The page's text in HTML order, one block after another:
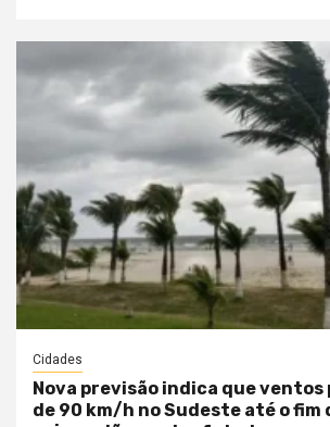
Cidades
Nova previsão indica que ventos
de 90 km/h no Sudeste até o fim